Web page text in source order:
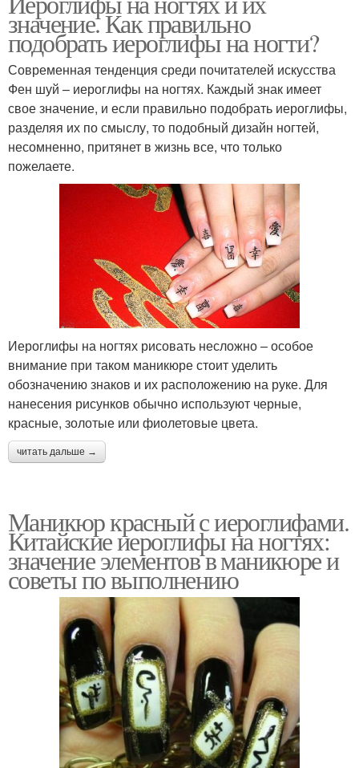
значение. Как правильно
подобрать иероглифы на ногти?
Современная тенденция среди почитателей искусства
Фен шуй – иероглифы на ногтях. Каждый знак имеет
свое значение, и если правильно подобрать иероглифы,
разделяя их по смыслу, то подобный дизайн ногтей,
несомненно, притянет в жизнь все, что только
пожелаете.
Иероглифы на ногтях рисовать несложно – особое
внимание при таком маникюре стоит уделить
обозначению знаков и их расположению на руке. Для
нанесения рисунков обычно используют черные,
красные, золотые или фиолетовые цвета.
читать дальше →
Маникюр красный с иероглифами.
Китайские иероглифы на ногтях:
значение элементов в маникюре и
советы по выполнению